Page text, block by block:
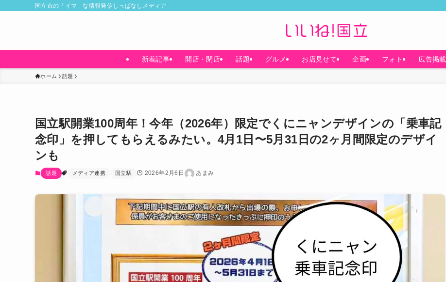
国立市の「イマ」な情報発信しっぱなしメディア
新着記事 開店・閉店 話題 グルメ お店見せて 企画 フォト 広告掲載
ホーム 話題
国立駅開業100周年！今年（2026年）限定でくにニャンデザインの「乗車記
念印」を押してもらえるみたい。4月1日〜5月31日の2ヶ月間限定のデザイ
ンも
話題 メディア連携 国立駅 2026年2月6日 あまみ